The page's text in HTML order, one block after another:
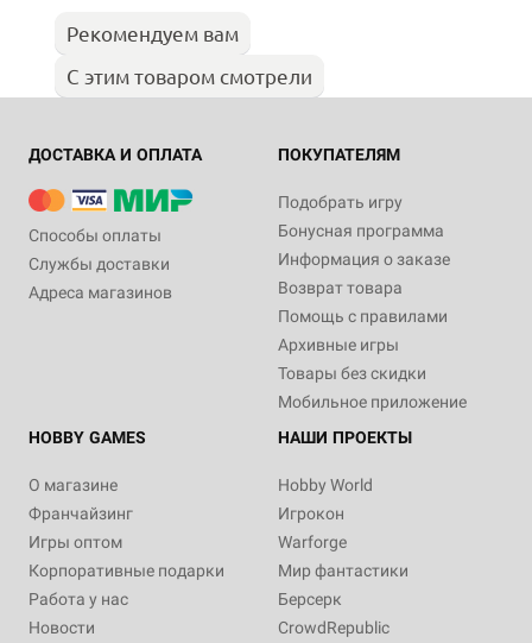
Рекомендуем вам
С этим товаром смотрели
ДОСТАВКА И ОПЛАТА
Способы оплаты
Службы доставки
Адреса магазинов
ПОКУПАТЕЛЯМ
Подобрать игру
Бонусная программа
Информация о заказе
Возврат товара
Помощь с правилами
Архивные игры
Товары без скидки
Мобильное приложение
HOBBY GAMES
О магазине
Франчайзинг
Игры оптом
Корпоративные подарки
Работа у нас
Новости
НАШИ ПРОЕКТЫ
Hobby World
Игрокон
Warforge
Мир фантастики
Берсерк
CrowdRepublic